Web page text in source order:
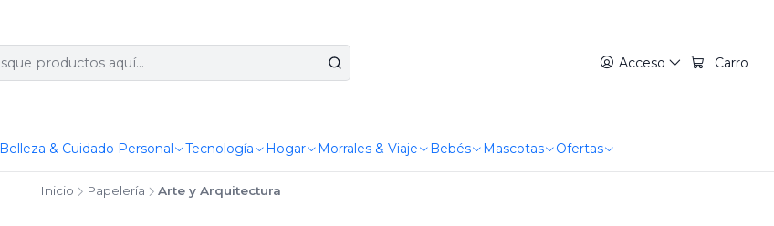
Acceso Carro
Belleza & Cuidado Personal Tecnología Hogar Morrales & Viaje Bebés Mascotas Ofertas
Inicio Papelería Arte y Arquitectura